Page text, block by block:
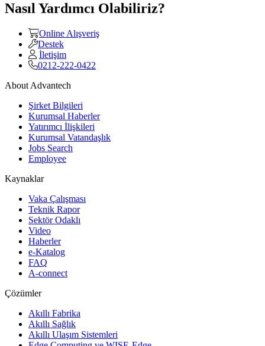
Nasıl Yardımcı Olabiliriz?
Online Alışveriş
Destek
İletişim
0212-222-0422
About Advantech
Şirket Bilgileri
Kurumsal Haberler
Yatırımcı İlişkileri
Kurumsal Vatandaşlık
Jobs Search
Employee
Kaynaklar
Vaka Çalışması
Teknik Rapor
Sektör Odaklı
Video
Haberler
e-Katalog
FAQ
A-connect
Çözümler
Akıllı Fabrika
Akıllı Sağlık
Akıllı Ulaşım Sistemleri